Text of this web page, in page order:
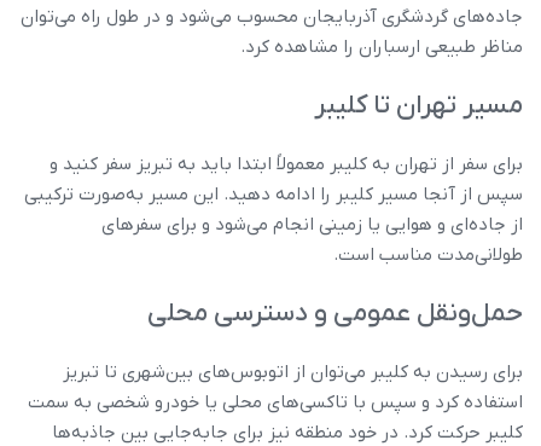
جاده‌های گردشگری آذربایجان محسوب می‌شود و در طول راه می‌توان
مناظر طبیعی ارسباران را مشاهده کرد.
مسیر تهران تا کلیبر
برای سفر از تهران به کلیبر معمولاً ابتدا باید به تبریز سفر کنید و
سپس از آنجا مسیر کلیبر را ادامه دهید. این مسیر به‌صورت ترکیبی
از جاده‌ای و هوایی یا زمینی انجام می‌شود و برای سفرهای
طولانی‌مدت مناسب است.
حمل‌ونقل عمومی و دسترسی محلی
برای رسیدن به کلیبر می‌توان از اتوبوس‌های بین‌شهری تا تبریز
استفاده کرد و سپس با تاکسی‌های محلی یا خودرو شخصی به سمت
کلیبر حرکت کرد. در خود منطقه نیز برای جابه‌جایی بین جاذبه‌ها